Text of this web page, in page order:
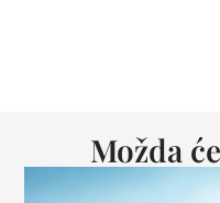
Možda